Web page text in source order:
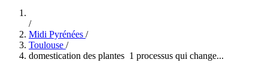
/
Midi Pyrénées /
Toulouse /
domestication des plantes 1 processus qui change...